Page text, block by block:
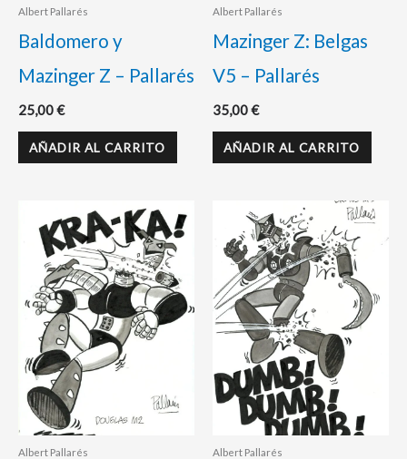
Albert Pallarés
Baldomero y
Mazinger Z – Pallarés
25,00€
AÑADIR AL CARRITO
Albert Pallarés
Mazinger Z: Belgas
V5 – Pallarés
35,00€
AÑADIR AL CARRITO
Albert Pallarés Albert Pallarés